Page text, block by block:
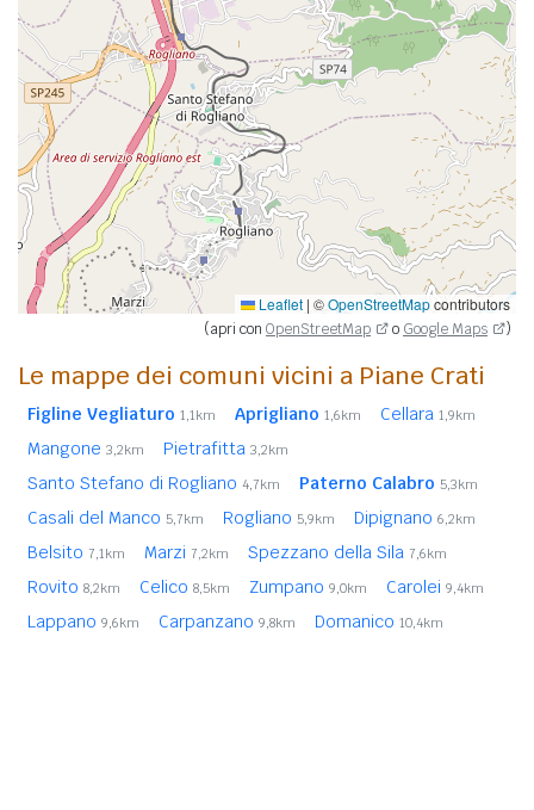
Leaflet | ©OpenStreetMapcontributors
(apri con OpenStreetMap o Google Maps )
Le mappe dei comuni vicini a Piane Crati
Figline Vegliaturo 1,1km Aprigliano 1,6km Cellara 1,9km
Mangone 3,2km Pietrafitta 3,2km
Santo Stefano di Rogliano 4,7km Paterno Calabro 5,3km
Casali del Manco 5,7km Rogliano 5,9km Dipignano 6,2km
Belsito 7,1km Marzi 7,2km Spezzano della Sila 7,6km
Rovito 8,2km Celico 8,5km Zumpano 9,0km Carolei 9,4km
Lappano 9,6km Carpanzano 9,8km Domanico 10,4km